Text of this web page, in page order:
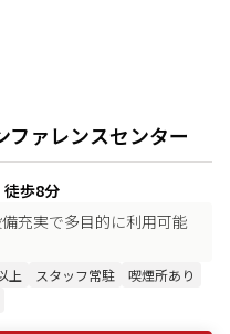
ファレンスセンター
徒歩8分
充実で多目的に利用可能
上 スタッフ常駐
喫煙所あり